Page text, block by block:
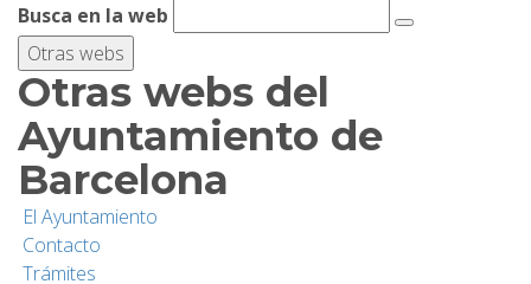
Busca en la web
Otras webs
Otras webs del
Ayuntamiento de
Barcelona
El Ayuntamiento
Contacto
Trámites
ACTIVIDADES
ESCUELAS
INVESTIGACIÓN/CONSERVACIÓN
SOSTENIBILIDAD